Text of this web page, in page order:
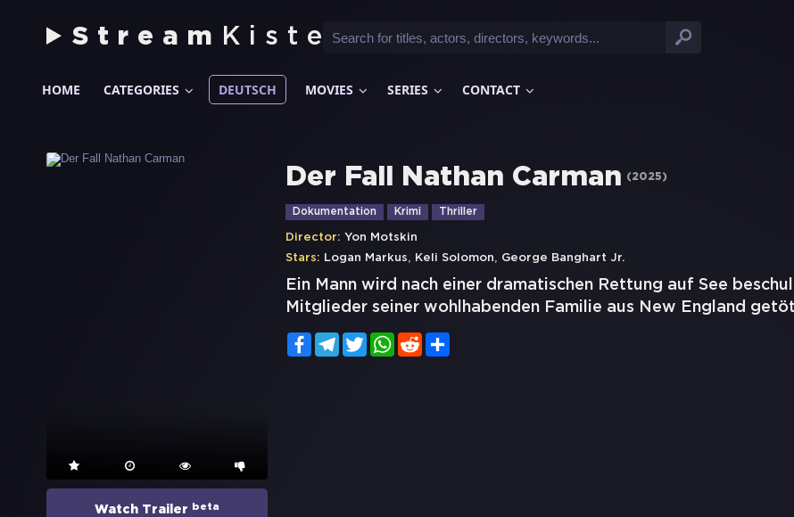
Stream Kiste
HOME CATEGORIES DEUTSCH MOVIES SERIES CONTACT
Watch Trailer beta
Der Fall Nathan Carman (2025)
Dokumentation Krimi Thriller
Director: Yon Motskin
Stars: Logan Markus, Keli Solomon, George Banghart Jr.
Ein Mann wird nach einer dramatischen Rettung auf See
Mitglieder seiner wohlhabenden Familie aus New England
FacebookTelegramTwitterWhatsApp
Reddit